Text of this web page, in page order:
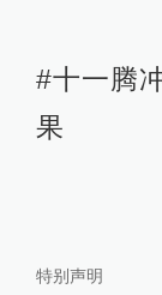
#十一腾
果
特别声明